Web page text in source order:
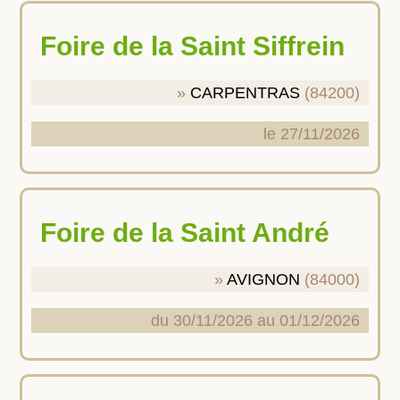
Foire de la Saint Siffrein
CARPENTRAS (84200)
le 27/11/2026
Foire de la Saint André
AVIGNON (84000)
du 30/11/2026 au 01/12/2026